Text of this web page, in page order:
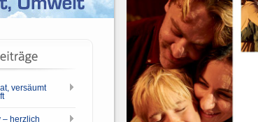
versäumt
– herzlich